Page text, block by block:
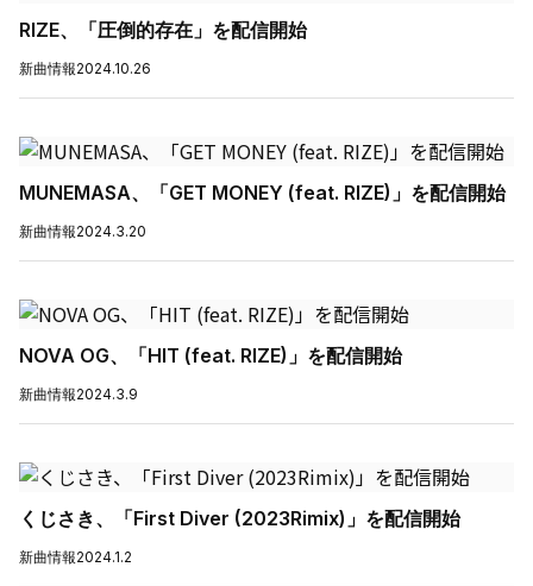
RIZE、「圧倒的存在」を配信開始
新曲情報2024.10.26
MUNEMASA、「GET MONEY (feat. RIZE)」を配信開始
新曲情報2024.3.20
NOVA OG、「HIT (feat. RIZE)」を配信開始
新曲情報2024.3.9
くじさき、「First Diver (2023Rimix)」を配信開始
新曲情報2024.1.2